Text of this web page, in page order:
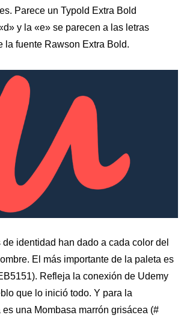
Parece un Typold Extra Bold
y la «e» se parecen a las letras
la fuente Rawson Extra Bold.
identidad han dado a cada color del
El más importante de la paleta es
Refleja la conexión de Udemy
que lo inició todo. Y para la
una Mombasa marrón grisácea (#